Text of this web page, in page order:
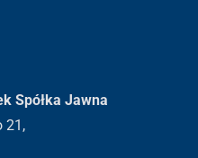
Spółka Jawna
21,